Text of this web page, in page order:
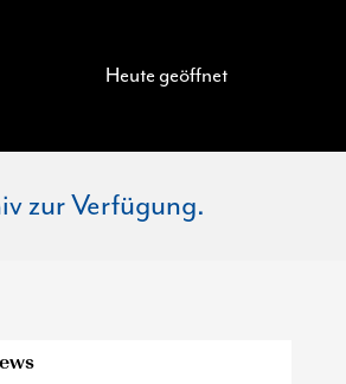
Heute geöffnet
zur Verfügung.